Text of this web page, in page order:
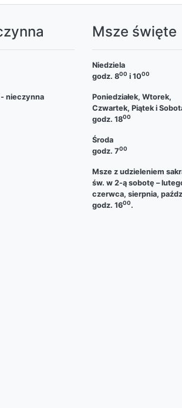
- nieczynna
Msze święte
Niedziela
godz. 800 i 1000
Poniedziałek, Wtorek,
Czwartek, Piątek i
godz. 1800
Środa
godz. 700
Msze z udzieleniem
św. w 2-ą sobotę –
czerwca, sierpnia,
godz. 1600.